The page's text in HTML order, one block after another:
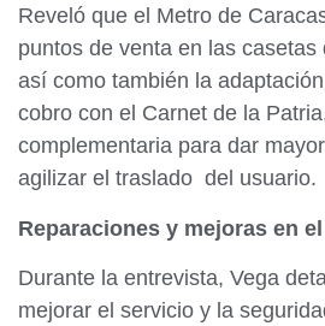
Reveló que el Metro de
puntos de venta en las casetas
así como también la
cobro con el Carnet de la
complementaria para dar
agilizar el traslado del usuario.
Reparaciones y mejoras en
Durante la entrevista, Vega
mejorar el servicio y la